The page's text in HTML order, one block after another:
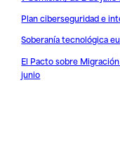
Plan ciberseguridad e
Soberanía tecnológica
El Pacto sobre
junio